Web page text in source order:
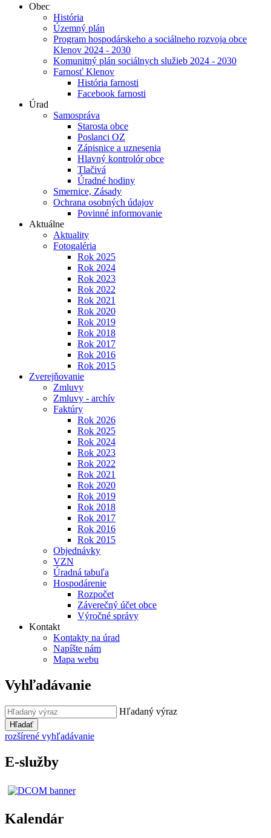
Obec
História
Územný plán
Program hospodárskeho a sociálneho rozvoja obce
Klenov 2024 - 2030
Komunitný plán sociálnych služieb 2024 - 2030
Farnosť Klenov
História farnosti
Facebook farnosti
Úrad
Samospráva
Starosta obce
Poslanci OZ
Zápisnice a uznesenia
Hlavný kontrolór obce
Tlačivá
Úradné hodiny
Smernice, Zásady
Ochrana osobných údajov
Povinné informovanie
Aktuálne
Aktuality
Fotogaléria
Rok 2025
Rok 2024
Rok 2023
Rok 2022
Rok 2021
Rok 2020
Rok 2019
Rok 2018
Rok 2017
Rok 2016
Rok 2015
Zverejňovanie
Zmluvy
Zmluvy - archív
Faktúry
Rok 2026
Rok 2025
Rok 2024
Rok 2023
Rok 2022
Rok 2021
Rok 2020
Rok 2019
Rok 2018
Rok 2017
Rok 2016
Rok 2015
Objednávky
VZN
Úradná tabuľa
Hospodárenie
Rozpočet
Záverečný účet obce
Výročné správy
Kontakt
Kontakty na úrad
Napíšte nám
Mapa webu
Vyhľadávanie
Hľadaný výraz
Hľadať
rozšírené vyhľadávanie
E-služby
Kalendár